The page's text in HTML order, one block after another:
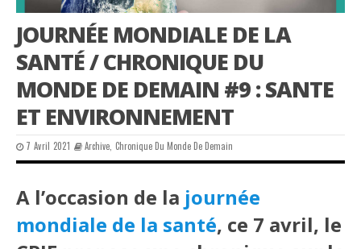
JOURNÉE MONDIALE DE LA
SANTÉ / CHRONIQUE DU
MONDE DE DEMAIN #9 : SANTE
ET ENVIRONNEMENT
7 Avril 2021 Archive Chronique Du Monde De Demain
A l’occasion de la journée
mondiale de la santé, ce 7 avril, le